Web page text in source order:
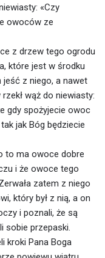
«Czy
owoców ze
z drzew tego ogrodu
które jest w środku
jeść z niego, a nawet
wąż do niewiasty:
gdy spożyjecie owoc
jak Bóg będziecie
to ma owoce dobre
i że owoce tego
zatem z niego
który był z nią, a on
i poznali, że są
sobie przepaski.
kroki Pana Boga